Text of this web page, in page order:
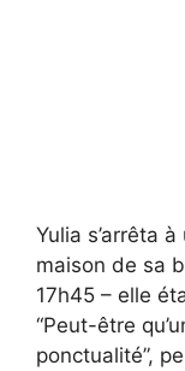
Yulia s’arrêta
maison de sa
17h45 – elle
“Peut-être
ponctualité”,